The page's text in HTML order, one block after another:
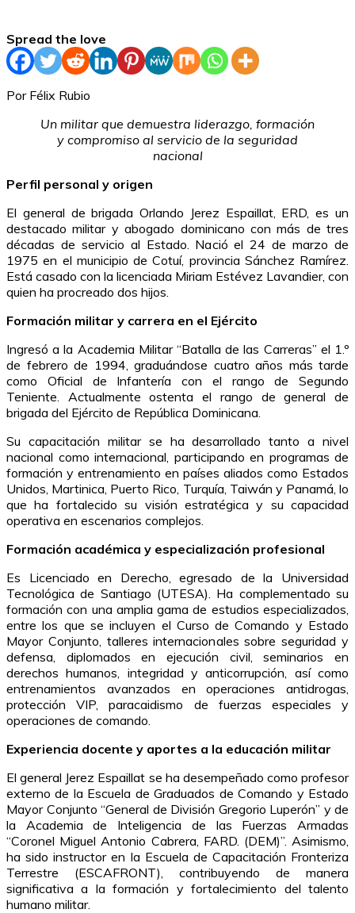
Spread the love
Por Félix Rubio
Un militar que demuestra liderazgo, formación
y compromiso al servicio de la seguridad
nacional
Perfil personal y origen
El general de brigada Orlando Jerez Espaillat, ERD, es un
destacado militar y abogado dominicano con más de tres
décadas de servicio al Estado. Nació el 24 de marzo de
1975 en el municipio de Cotuí, provincia Sánchez Ramírez.
Está casado con la licenciada Miriam Estévez Lavandier, con
quien ha procreado dos hijos.
Formación militar y carrera en el Ejército
Ingresó a la Academia Militar “Batalla de las Carreras” el 1.º
de febrero de 1994, graduándose cuatro años más tarde
como Oficial de Infantería con el rango de Segundo
Teniente. Actualmente ostenta el rango de general de
brigada del Ejército de República Dominicana.
Su capacitación militar se ha desarrollado tanto a nivel
nacional como internacional, participando en programas de
formación y entrenamiento en países aliados como Estados
Unidos, Martinica, Puerto Rico, Turquía, Taiwán y Panamá, lo
que ha fortalecido su visión estratégica y su capacidad
operativa en escenarios complejos.
Formación académica y especialización profesional
Es Licenciado en Derecho, egresado de la Universidad
Tecnológica de Santiago (UTESA). Ha complementado su
formación con una amplia gama de estudios especializados,
entre los que se incluyen el Curso de Comando y Estado
Mayor Conjunto, talleres internacionales sobre seguridad y
defensa, diplomados en ejecución civil, seminarios en
derechos humanos, integridad y anticorrupción, así como
entrenamientos avanzados en operaciones antidrogas,
protección VIP, paracaidismo de fuerzas especiales y
operaciones de comando.
Experiencia docente y aportes a la educación militar
El general Jerez Espaillat se ha desempeñado como profesor
externo de la Escuela de Graduados de Comando y Estado
Mayor Conjunto “General de División Gregorio Luperón” y de
la Academia de Inteligencia de las Fuerzas Armadas
“Coronel Miguel Antonio Cabrera, FARD. (DEM)”. Asimismo,
ha sido instructor en la Escuela de Capacitación Fronteriza
Terrestre (ESCAFRONT), contribuyendo de manera
significativa a la formación y fortalecimiento del talento
humano militar.